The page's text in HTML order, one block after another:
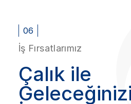
06
İş Fırsatlarımız
Çalık ile
Geleceğinizi